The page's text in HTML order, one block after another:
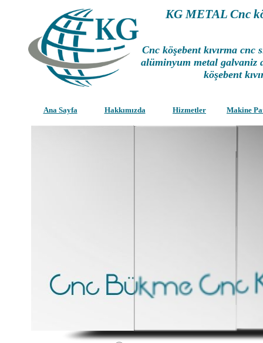
KG METAL Cnc
Cnc köşebent kıvırma
alüminyum metal galvaniz
köşebent
Ana Sayfa Hakkımızda Hizmetler Makine